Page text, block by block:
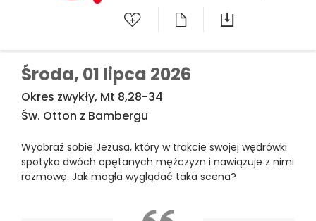
Środa, 01 lipca 2026
Okres zwykły, Mt 8,28-34
Św. Otton z Bambergu
Wyobraź sobie Jezusa, który w trakcie swojej wędrówki
spotyka dwóch opętanych mężczyzn i nawiązuje z nimi
rozmowę. Jak mogła wyglądać taka scena?